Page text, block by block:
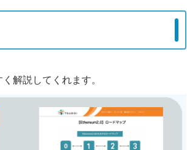
解説してくれます。